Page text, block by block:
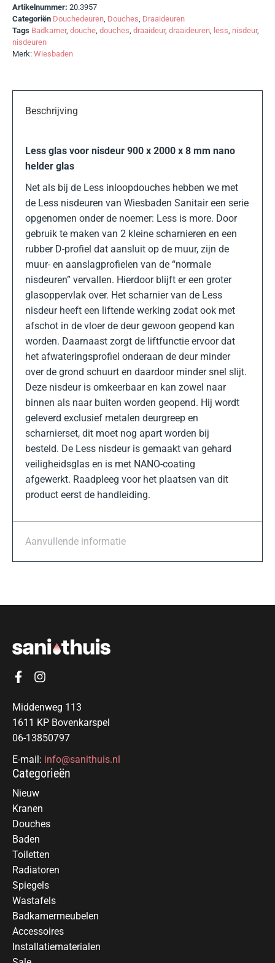
Artikelnummer: 20.3957
Categoriën Douchedeuren, Douches, Draaideuren
Tags Badkamer, douche, douches, draaideur, draaideuren, less, nisdeur,
nisdeuren
Merk: Wiesbaden
Beschrijving
Less glas voor nisdeur 900 x 2000 x 8 mm nano
helder glas
Net als bij de Less inloopdouches hebben we met
de Less nisdeuren van Wiesbaden Sanitair een serie
opgenomen onder de noemer: Less is more. Door
gebruik te maken van 2 kleine scharnieren en een
rubber D-profiel dat aansluit op de muur, zijn de
muur- en aanslagprofielen van de “normale
nisdeuren” vervallen. Hierdoor blijft er een groter
glasoppervlak over. Het scharnier van de Less
nisdeur heeft een liftende werking zodat ook met
afschot in de vloer de deur gewoon geopend kan
worden. Daarnaast zorgt de liftfunctie ervoor dat
het afwateringsprofiel onderaan de deur minder
over de grond schuurt en daardoor minder snel slijt.
Deze nisdeur is omkeerbaar en kan zowel naar
binnen als naar buiten worden geopend. Hij wordt
geleverd exclusief metalen deurgreep en
scharnierset, dit moet nog apart worden bij
besteld. De Less nisdeur is gemaakt van gehard
veiligheidsglas en is met NANO-coating
afgewerkt. Raadpleeg voor het plaatsen van dit
product eerst de handleiding.
Aanvullende informatie
Middenweg 113
1611 KP Bovenkarspel
06-13850797
E-mail: info@sanithuis.nl
Categorieën
Nieuw
Kranen
Douches
Baden
Toiletten
Radiatoren
Spiegels
Wastafels
Badkamermeubelen
Accessoires
Installatiematerialen